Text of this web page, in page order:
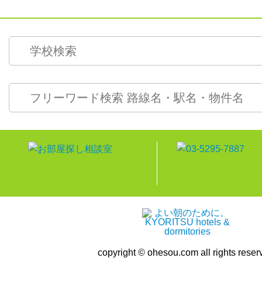
copyright © ohesou.com all rights